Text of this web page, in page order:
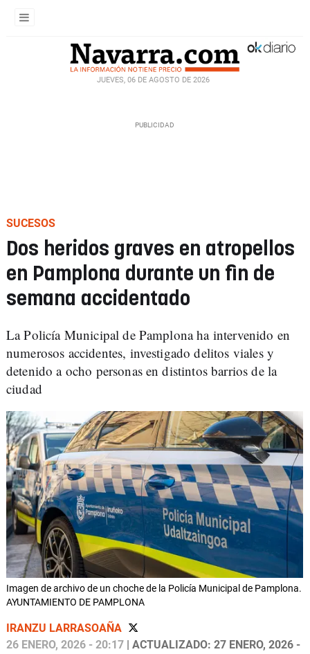
JUEVES, 06 DE AGOSTO DE 2026
SUCESOS
Dos heridos graves en atropellos
en Pamplona durante un fin de
semana accidentado
La Policía Municipal de Pamplona ha intervenido en
numerosos accidentes, investigado delitos viales y
detenido a ocho personas en distintos barrios de la
ciudad
Imagen de archivo de un choche de la Policía Municipal de Pamplona.
AYUNTAMIENTO DE PAMPLONA
IRANZU LARRASOAÑA
26 ENERO, 2026 - 20:17 | ACTUALIZADO: 27 ENERO, 2026 -